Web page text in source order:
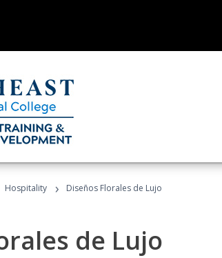
Hospitality › Diseños Florales de Lujo
de Lujo